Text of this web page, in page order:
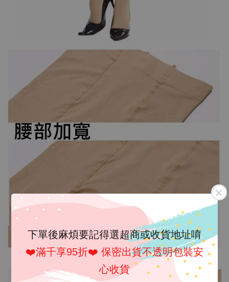
下單後麻煩要記得選超商或收貨地址唷
❤️滿千享95折❤️ 保密出貨不透明包裝安
心收貨